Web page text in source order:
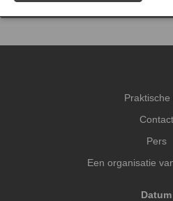
Praktische
Contact
Pers
Een organisatie
Datum